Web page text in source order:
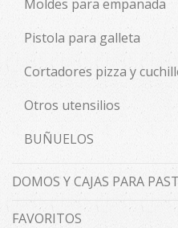
Moldes para empanada
Pistola para galleta
Cortadores pizza y
Otros utensilios
BUÑUELOS
DOMOS Y CAJAS PARA
FAVORITOS